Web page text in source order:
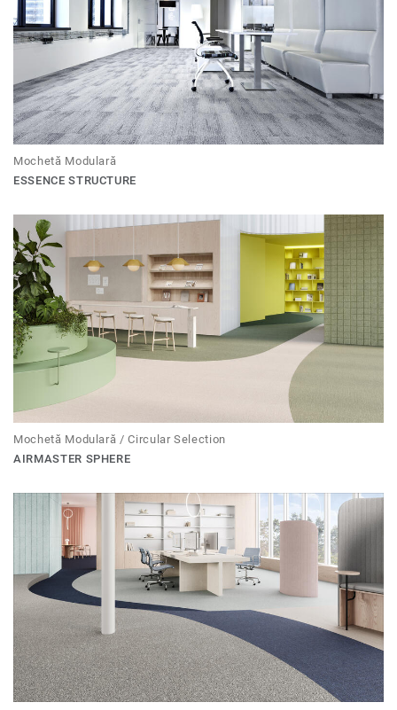
Mochetă Modulară
ESSENCE STRUCTURE
Mochetă Modulară / Circular Selection
AIRMASTER SPHERE